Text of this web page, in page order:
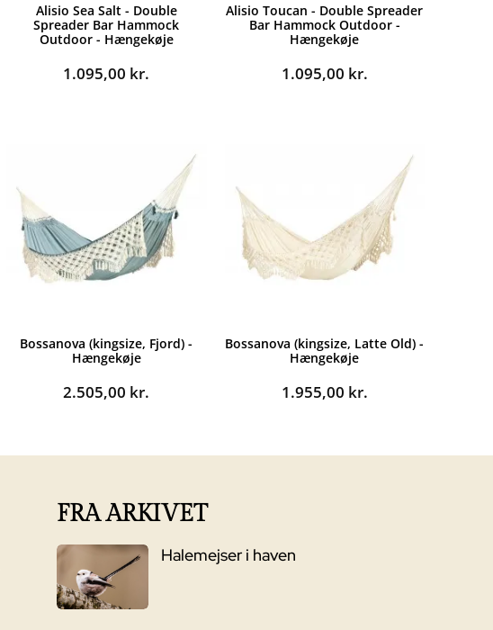
Alisio Sea Salt - Double
Spreader Bar Hammock
Outdoor - Hængekøje
1.095,00 kr.
Alisio Toucan - Double Spreader
Bar Hammock Outdoor -
Hængekøje
1.095,00 kr.
Bossanova (kingsize, Fjord) -
Hængekøje
2.505,00 kr.
Bossanova (kingsize, Latte Old) -
Hængekøje
1.955,00 kr.
FRA ARKIVET
Halemejser i haven